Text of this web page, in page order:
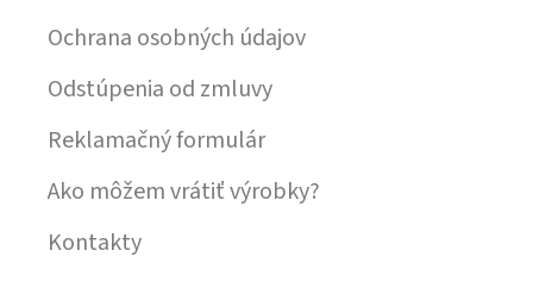
Ochrana osobných údajov
Odstúpenia od zmluvy
Reklamačný formulár
Ako môžem vrátiť výrobky?
Kontakty